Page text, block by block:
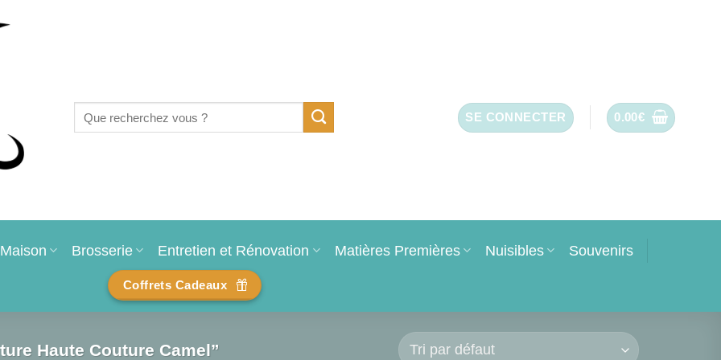
pour :
SE CONNECTER 0.00€
Maison Brosserie Entretien et Rénovation Matières Premières Nuisibles Souvenirs
Coffrets Cadeaux
Haute Couture Camel”